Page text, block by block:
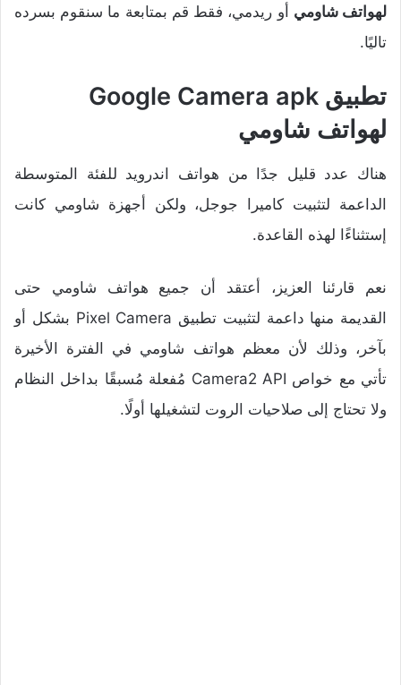
لهواتف شاومي أو ريدمي، فقط قم بمتابعة ما سنقوم بسرده
تاليًا.
تطبيق Google Camera apk
لهواتف شاومي
هناك عدد قليل جدًا من هواتف اندرويد للفئة المتوسطة
الداعمة لتثبيت كاميرا جوجل، ولكن أجهزة شاومي كانت
إستثناءًا لهذه القاعدة.
نعم قارئنا العزيز، أعتقد أن جميع هواتف شاومي حتى
القديمة منها داعمة لتثبيت تطبيق Pixel Camera بشكل أو
بآخر، وذلك لأن معظم هواتف شاومي في الفترة الأخيرة
تأتي مع خواص Camera2 API مُفعلة مُسبقًا بداخل النظام
ولا تحتاج إلى صلاحيات الروت لتشغيلها أولًا.